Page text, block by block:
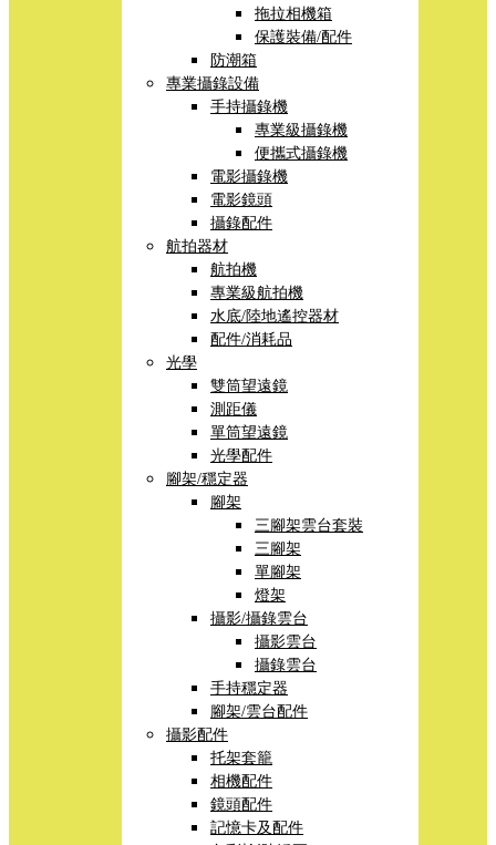
拖拉相機箱
保護裝備/配件
防潮箱
專業攝錄設備
手持攝錄機
專業級攝錄機
便攜式攝錄機
電影攝錄機
電影鏡頭
攝錄配件
航拍器材
航拍機
專業級航拍機
水底/陸地遙控器材
配件/消耗品
光學
雙筒望遠鏡
測距儀
單筒望遠鏡
光學配件
腳架/穩定器
腳架
三腳架雲台套裝
三腳架
單腳架
燈架
攝影/攝錄雲台
攝影雲台
攝錄雲台
手持穩定器
腳架/雲台配件
攝影配件
托架套籠
相機配件
鏡頭配件
記憶卡及配件